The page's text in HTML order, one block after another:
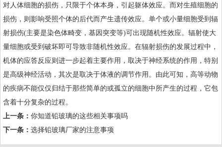
对人体细胞的损伤，只限于个体本身，引起躯体效应。而对生殖细胞的
损伤，则影响受照个体的后代而产生遗传效应。单个或小量细胞受到辐
射损伤(主要是染色体畸变，基因突变等)可出现随机性效应。辐射使大
量细胞或受到破坏即可导致非随机性效应。在辐射损伤的发展过程中，
机体的应答反应则进一步起着主要作用，取决于神经系统的作用，特别
是高级神经活动，其次是取决于体液的调节作用。由此可知，高等动物
的疾病不能仅仅归结于那些简单的或孤立的细胞中所产生的过程，它包
含着十分复杂的过程。
上一条： 你知道铅玻璃的这些相关事项吗
下一条： 选择铅玻璃厂家的注意事项